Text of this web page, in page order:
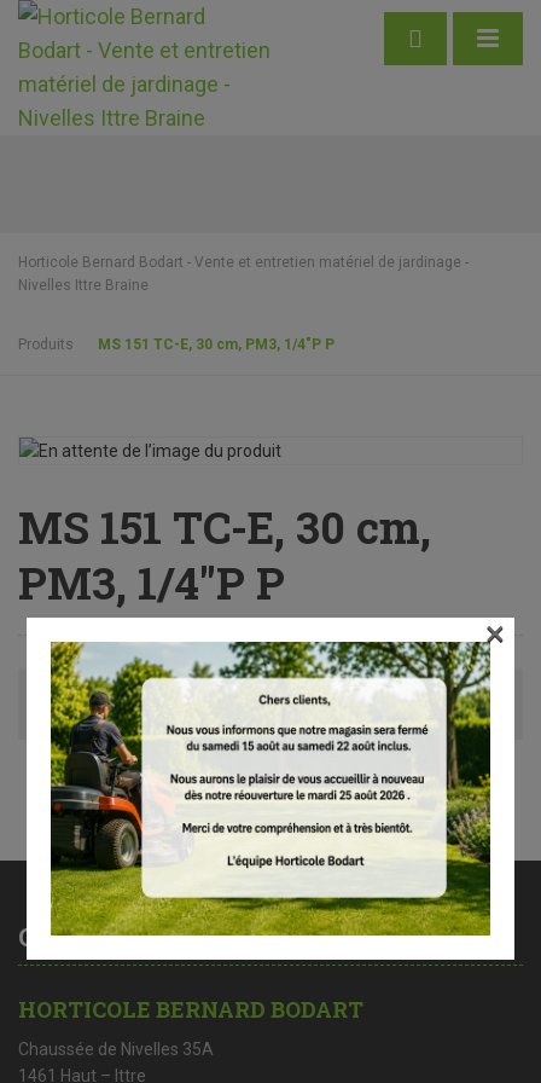
Horticole Bernard Bodart - Vente et entretien matériel de jardinage -
Nivelles Ittre Braine
Produits MS 151 TC-E, 30 cm, PM3, 1/4″P P
MS 151 TC-E, 30 cm,
PM3, 1/4″P P
Avis (0)
Contactez-nous
HORTICOLE BERNARD BODART
Chaussée de Nivelles 35A
1461 Haut – Ittre
×